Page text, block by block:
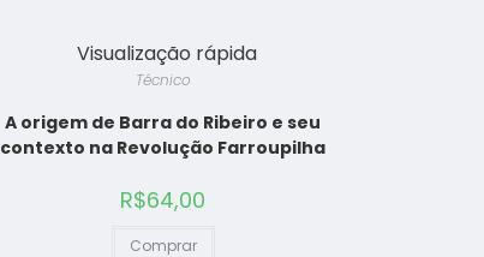
Visualização rápida
Técnico
A origem de Barra do Ribeiro e seu
contexto na Revolução Farroupilha
R$64,00
Comprar